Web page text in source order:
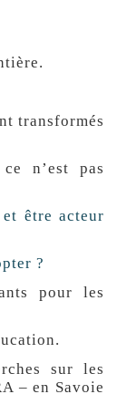
transformés
n’est pas
être acteur
?
pour les
sur les
– en Savoie